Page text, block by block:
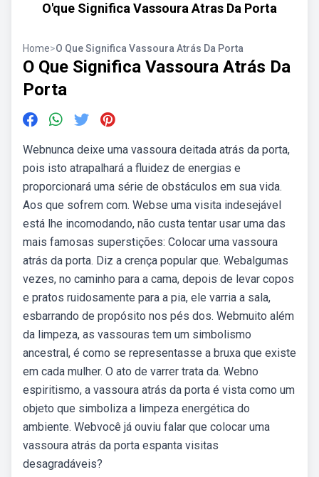
O'que Significa Vassoura Atras Da Porta
Home>O Que Significa Vassoura Atrás Da Porta
O Que Significa Vassoura Atrás Da
Porta
Webnunca deixe uma vassoura deitada atrás da porta,
pois isto atrapalhará a fluidez de energias e
proporcionará uma série de obstáculos em sua vida.
Aos que sofrem com. Webse uma visita indesejável
está lhe incomodando, não custa tentar usar uma das
mais famosas superstições: Colocar uma vassoura
atrás da porta. Diz a crença popular que. Webalgumas
vezes, no caminho para a cama, depois de levar copos
e pratos ruidosamente para a pia, ele varria a sala,
esbarrando de propósito nos pés dos. Webmuito além
da limpeza, as vassouras tem um simbolismo
ancestral, é como se representasse a bruxa que existe
em cada mulher. O ato de varrer trata da. Webno
espiritismo, a vassoura atrás da porta é vista como um
objeto que simboliza a limpeza energética do
ambiente. Webvocê já ouviu falar que colocar uma
vassoura atrás da porta espanta visitas
desagradáveis?